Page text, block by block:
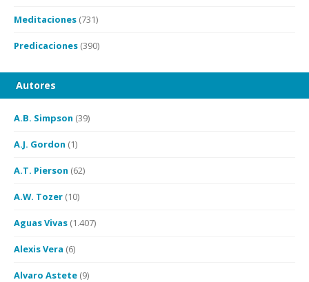
Meditaciones (731)
Predicaciones (390)
Autores
A.B. Simpson (39)
A.J. Gordon (1)
A.T. Pierson (62)
A.W. Tozer (10)
Aguas Vivas (1.407)
Alexis Vera (6)
Alvaro Astete (9)